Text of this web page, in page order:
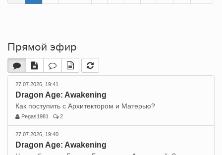
Прямой эфир
27.07.2026, 19:41
Dragon Age: Awakening
Как поступить с Архитектором и Матерью?
Pegas1981 2
27.07.2026, 19:40
Dragon Age: Awakening